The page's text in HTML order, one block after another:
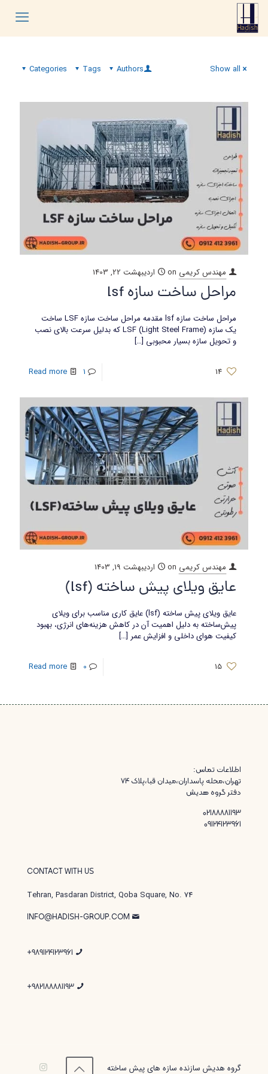
Categories Tags Authors Show all
مهندس کریمی on اردیبهشت 22, 1403
مراحل ساخت سازه lsf
مراحل ساخت سازه lsf مقدمه مراحل ساخت سازه LSF ساخت
یک سازه LSF (Light Steel Frame) که بدلیل سرعت بالای نصب
و تحویل سازه بسیار محبوبی […]
14
1
Read more
مهندس کریمی on اردیبهشت 19, 1403
عایق ویلای پیش ساخته (lsf)
عایق ویلای پیش ساخته (lsf) عایق کاری مناسب برای ویلای
پیش‌ساخته به دلیل اهمیت آن در کاهش هزینه‌های انرژی، بهبود
کیفیت هوای داخلی و افزایش عمر […]
15
0
Read more
اطلاعات تماس:
تهران،محله پاسداران،میدان قبا،پلاک ۷۴
دفتر گروه هدیش
02188881193
09124123961
CONTACT WITH US
Tehran, Pasdaran District, Qoba Square, No. 74
گروه هدیش سازنده سازه های پیش ساخته